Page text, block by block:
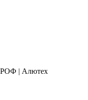
| Алютех